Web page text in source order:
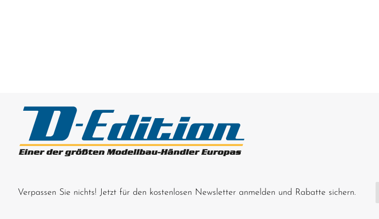
Verpassen Sie nichts! Jetzt für den kostenlosen Newsletter anmelden und Rabatte sichern.